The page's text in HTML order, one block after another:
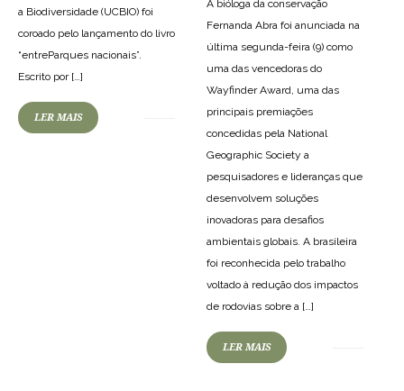
a Biodiversidade (UCBIO) foi
coroado pelo lançamento do livro
“entreParques nacionais”.
Escrito por […]
LER MAIS
A bióloga da conservação
Fernanda Abra foi anunciada na
última segunda-feira (9) como
uma das vencedoras do
Wayfinder Award, uma das
principais premiações
concedidas pela National
Geographic Society a
pesquisadores e lideranças que
desenvolvem soluções
inovadoras para desafios
ambientais globais. A brasileira
foi reconhecida pelo trabalho
voltado à redução dos impactos
de rodovias sobre a […]
LER MAIS